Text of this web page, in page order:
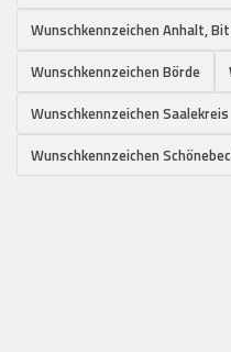
Wunschkennzeichen Anhalt,
Wunschkennzeichen Börde
Wunschkennzeichen Saalekreis
Wunschkennzeichen